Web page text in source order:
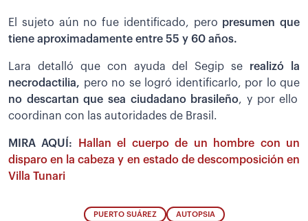
El sujeto aún no fue identificado, pero presumen que
tiene aproximadamente entre 55 y 60 años.
Lara detalló que con ayuda del Segip se realizó la
necrodactilia, pero no se logró identificarlo, por lo que
no descartan que sea ciudadano brasileño, y por ello
coordinan con las autoridades de Brasil.
MIRA AQUÍ:
Hallan el cuerpo de un hombre con un
disparo en la cabeza y en estado de descomposición en
Villa Tunari
PUERTO SUÁREZ AUTOPSIA